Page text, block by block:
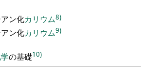
ン化カリウム8)
ン化カリウム9)
の基礎10)